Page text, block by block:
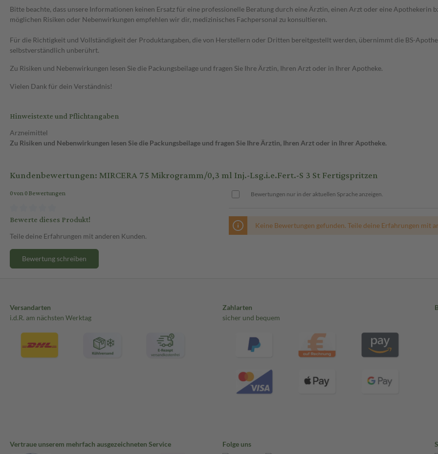
Bitte beachte, dass unsere Informationen keinen Ersatz für eine professionelle Beratung durch eine Ärztin, einen Arzt oder eine Apothekerin
möglichen Risiken oder Nebenwirkungen empfehlen wir dir, medizinisches Fachpersonal zu konsultieren.
Für die Richtigkeit und Vollständigkeit der Produktangaben, die von Herstellern oder Dritten bereitgestellt werden, übernimmt die BS-
selbstverständlich unberührt.
Zu Risiken und Nebenwirkungen lesen Sie die Packungsbeilage und fragen Sie Ihre Ärztin, Ihren Arzt oder in Ihrer Apotheke.
Vielen Dank für dein Verständnis!
Hinweistexte und Pflichtangaben
Arzneimittel
Zu Risiken und Nebenwirkungen lesen Sie die Packungsbeilage und fragen Sie Ihre Ärztin, Ihren Arzt oder in Ihrer Apotheke.
Kundenbewertungen: MIRCERA 75 Mikrogramm/0,3 ml Inj.-Lsg.i.e.Fert.-S 3 St Fertigspritzen
0 von 0 Bewertungen
Bewerte dieses Produkt!
Teile deine Erfahrungen mit anderen Kunden.
Bewertung schreiben
Bewertungen nur in der aktuellen Sprache anzeigen.
Keine Bewertungen gefunden. Teile deine Erfahrungen mit
Versandarten
i.d.R. am nächsten Werktag
Zahlarten
sicher und bequem
Vertraue unserem mehrfach ausgezeichneten Service Folge uns